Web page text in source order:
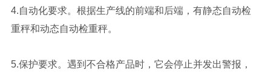
4.自动化要求。根据生产线的前端和后端，有静态自动检
重秤和动态自动检重秤。
5.保护要求。遇到不合格产品时，它会停止并发出警报，